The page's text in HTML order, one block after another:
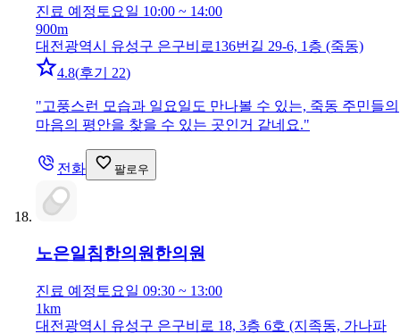
진료 예정 토요일 10:00 ~ 14:00
900m
대전광역시 유성구 은구비로136번길 29-6, 1층 (죽동)
4.8(후기 22)
"고풍스런 모습과 일요일도 만나볼 수 있는, 죽동 주민들의
마음의 평안을 찾을 수 있는 곳인거 같네요."
전화 팔로우
노은일침한의원 한의원
진료 예정 토요일 09:30 ~ 13:00
1km
대전광역시 유성구 은구비로 18, 3층 6호 (지족동, 가나파